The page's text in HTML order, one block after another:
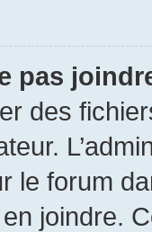
pas
des
le forum
joindre.